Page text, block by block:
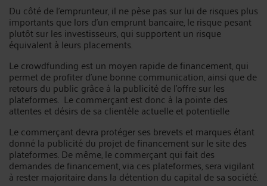
Du côté de l’emprunteur, il ne pèse pas sur lui de risques plus
importants que lors d’un emprunt bancaire, le risque pesant
plutôt sur les investisseurs, qui supportent un risque
équivalent à leurs placements.
Le crowdfunding est un moyen rapide de financement, qui
permet de profiter d’une bonne communication, ainsi que de
retours du public grâce à la publicité de l’offre sur les
plateformes. Le commerçant est donc à la pointe des
attentes et désirs de sa clientèle actuelle et potentielle
Le commerçant devra protéger ses brevets et marques étant
donné la publicité du projet de financement sur le site des
plateformes. De même, le commerçant qui fait des
demandes de financement, via ces plateformes, sera vigilant
à rester majoritaire dans la détention du capital de sa société.